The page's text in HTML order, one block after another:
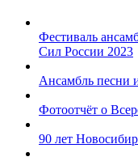
Фестиваль
Сил России 2023
Ансамбль песни
Фотоотчёт о
90 лет